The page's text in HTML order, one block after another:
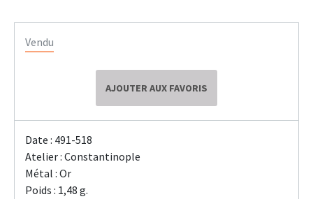
Vendu
AJOUTER AUX FAVORIS
Date : 491-518
Atelier : Constantinople
Métal : Or
Poids : 1,48 g.